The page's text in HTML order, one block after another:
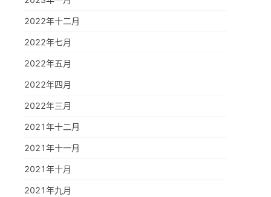
2022年十二月
2022年七月
2022年五月
2022年四月
2022年三月
2021年十二月
2021年十一月
2021年十月
2021年九月